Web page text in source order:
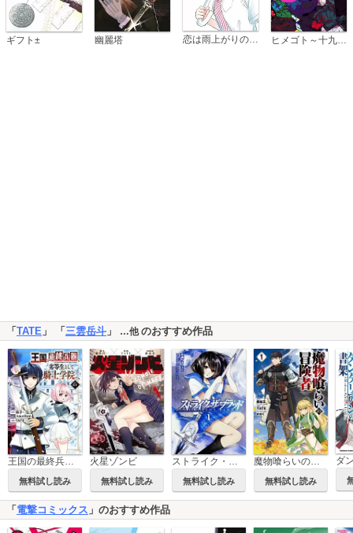
ギフト± 幽麗塔 恋は雨上がりのように
「 TATE 」 「 三雲岳斗 」 …他のおすすめ作品
王国の最終兵器、劣等生として騎士学院へ（コミック）
無料試し読み
火星ゾンビ
無料試し読み
ストライク・ザ・ブラッド 【タテスク】
無料試し読み
魔物喰らいの冒険者
無料試し読み
「 電撃コミックス 」のおすすめ作品